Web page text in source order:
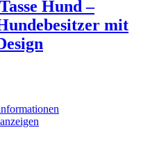
Hund –
mit